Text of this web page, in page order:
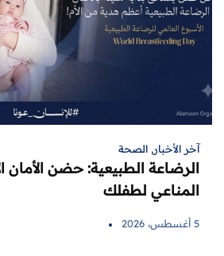
آخر الأخبار, الصحة
الرضاعة الطبيعية: حضن الأمان
المناعي لطفلك
5 أغسطس، 2026